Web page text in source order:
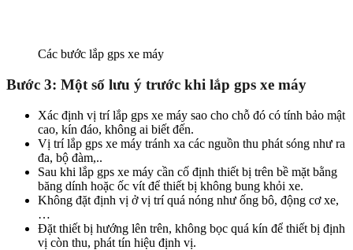
Các bước lắp gps xe máy
Bước 3: Một số lưu ý trước khi lắp gps xe máy
Xác định vị trí lắp gps xe máy sao cho chỗ đó có tính bảo mật
cao, kín đáo, không ai biết đến.
Vị trí lắp gps xe máy tránh xa các nguồn thu phát sóng như ra
đa, bộ đàm,..
Sau khi lắp gps xe máy cần cố định thiết bị trên bề mặt bằng
băng dính hoặc ốc vít để thiết bị không bung khỏi xe.
Không đặt định vị ở vị trí quá nóng như ống bô, động cơ xe,
…
Đặt thiết bị hướng lên trên, không bọc quá kín để thiết bị định
vị còn thu, phát tín hiệu định vị.